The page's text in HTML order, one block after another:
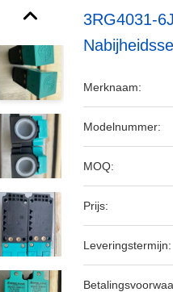
3RG4031-
Merknaam:
Modelnummer:
MOQ:
Prijs:
Leveringstermijn: